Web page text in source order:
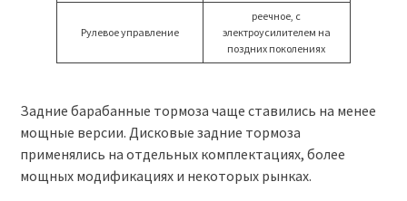
Рулевое управление
реечное, с
электроусилителем на
поздних поколениях
Задние барабанные тормоза чаще ставились на менее
мощные версии. Дисковые задние тормоза
применялись на отдельных комплектациях, более
мощных модификациях и некоторых рынках.